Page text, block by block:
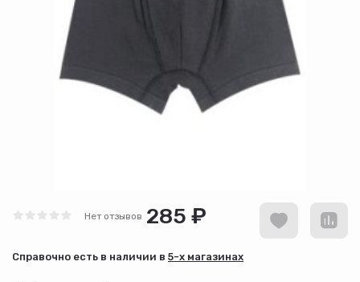
Нет отзывов 285 ₽
Cправочно есть в наличии в 5-х магазинах